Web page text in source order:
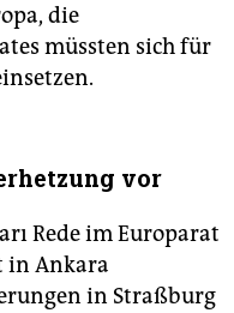
die
müssten sich für
vor
Rede im Europarat
in Ankara
in Straßburg